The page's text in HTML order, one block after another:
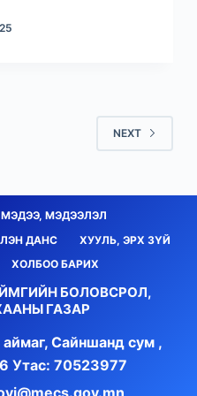
NEXT
МЭДЭЭ, МЭДЭЭЛЭЛ
ДАНС
ХУУЛЬ, ЭРХ ЗҮЙ
ХОЛБОО БАРИХ
БОЛОВСРОЛ,
ГАЗАР
Сайншанд сум ,
Утас: 70523977